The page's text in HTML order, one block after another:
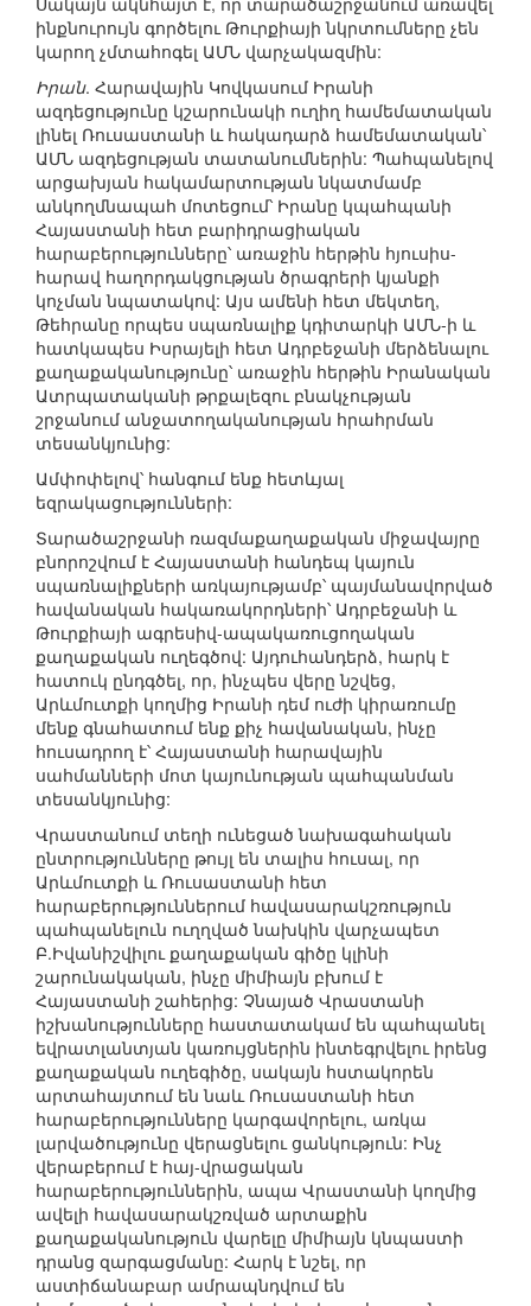
ինքնուրույն գործելու Թուրքիայի նկրտումները չեն
կարող չմտահոգել ԱՄՆ վարչակազմին:
Իրան. Հարավային Կովկասում Իրանի
ազդեցությունը կշարունակի ուղիղ համեմատական
լինել Ռուսաստանի և հակադարձ համեմատական՝
ԱՄՆ ազդեցության տատանումներին: Պահպանելով
արցախյան հակամարտության նկատմամբ
անկողմնապահ մոտեցում՝ Իրանը կպահպանի
Հայաստանի հետ բարիդրացիական
հարաբերությունները՝ առաջին հերթին հյուսիս-
հարավ հաղորդակցության ծրագրերի կյանքի
կոչման նպատակով: Այս ամենի հետ մեկտեղ,
Թեհրանը որպես սպառնալիք կդիտարկի ԱՄՆ-ի և
հատկապես Իսրայելի հետ Ադրբեջանի մերձենալու
քաղաքականությունը՝ առաջին հերթին Իրանական
Ատրպատականի թրքալեզու բնակչության
շրջանում անջատողականության հրահրման
տեսանկյունից:
Ամփոփելով՝ հանգում ենք հետևյալ
եզրակացությունների:
Տարածաշրջանի ռազմաքաղաքական միջավայրը
բնորոշվում է Հայաստանի հանդեպ կայուն
սպառնալիքների առկայությամբ՝ պայմանավորված
հավանական հակառակորդների՝ Ադրբեջանի և
Թուրքիայի ագրեսիվ-ապակառուցողական
քաղաքական ուղեգծով: Այդուհանդերձ, հարկ է
հատուկ ընդգծել, որ, ինչպես վերը նշվեց,
Արևմուտքի կողմից Իրանի դեմ ուժի կիրառումը
մենք գնահատում ենք քիչ հավանական, ինչը
հուսադրող է՝ Հայաստանի հարավային
սահմանների մոտ կայունության պահպանման
տեսանկյունից:
Վրաստանում տեղի ունեցած նախագահական
ընտրությունները թույլ են տալիս հուսալ, որ
Արևմուտքի և Ռուսաստանի հետ
հարաբերություններում հավասարակշռություն
պահպանելուն ուղղված նախկին վարչապետ
Բ.Իվանիշվիլու քաղաքական գիծը կլինի
շարունակական, ինչը միմիայն բխում է
Հայաստանի շահերից: Չնայած Վրաստանի
իշխանությունները հաստատակամ են պահպանել
եվրատլանտյան կառույցներին ինտեգրվելու իրենց
քաղաքական ուղեգիծը, սակայն հստակորեն
արտահայտում են նաև Ռուսաստանի հետ
հարաբերությունները կարգավորելու, առկա
լարվածությունը վերացնելու ցանկություն: Ինչ
վերաբերում է հայ-վրացական
հարաբերություններին, ապա Վրաստանի կողմից
ավելի հավասարակշռված արտաքին
քաղաքականություն վարելը միմիայն կնպաստի
դրանց զարգացմանը: Հարկ է նշել, որ
աստիճանաբար ամրապնդվում են